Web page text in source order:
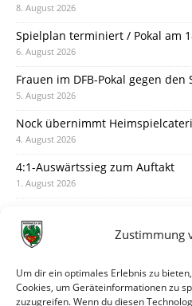
Zustimmung
Um dir ein optimales Erlebnis zu
Cookies, um Geräteinformationen zu
zuzugreifen. Wenn du diesen
8. August 2026
Spielplan terminiert / Pokal am
6. August 2026
Frauen im DFB-Pokal gegen den
5. August 2026
Nock übernimmt
4. August 2026
4:1-Auswärtssieg zum Auftakt
1. August 2026
31. Juli 2026
30. Juli 2026
Deine Spielminute: 89+1